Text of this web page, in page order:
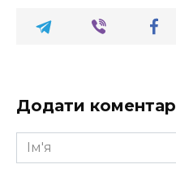
Додати коментар
Ім'я
*